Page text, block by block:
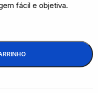
fácil e objetiva.